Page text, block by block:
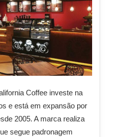
Coffee investe na
e está em expansão por
2005. A marca realiza
segue padronagem